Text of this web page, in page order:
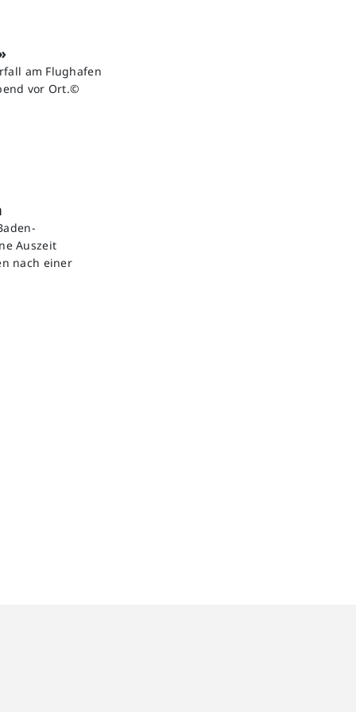
am Flughafen
vor Ort.©
Auszeit
nach einer